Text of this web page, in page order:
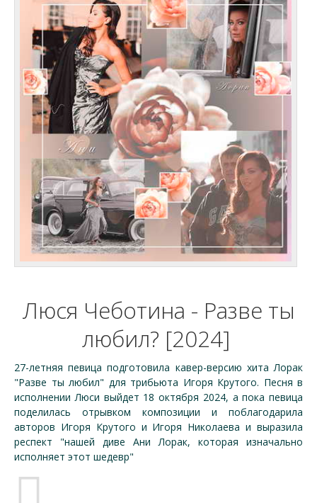
Люся Чеботина - Разве ты
любил? [2024]
27-летняя певица подготовила кавер-версию хита Лорак
"Разве ты любил" для трибьюта Игоря Крутого. Песня в
исполнении Люси выйдет 18 октября 2024, а пока певица
поделилась отрывком композиции и поблагодарила
авторов Игоря Крутого и Игоря Николаева и выразила
респект "нашей диве Ани Лорак, которая изначально
исполняет этот шедевр"